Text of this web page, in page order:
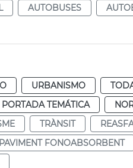
AUTOBUSES
URBANISMO
PORTADA TEMÁTICA
TRÀNSIT
PAVIMENT FONOABSORBENT